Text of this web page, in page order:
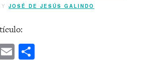
JOSÉ DE JESÚS GALINDO
Email